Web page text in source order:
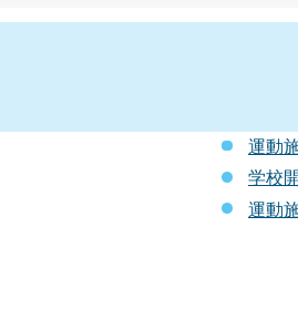
運動
学校
運動